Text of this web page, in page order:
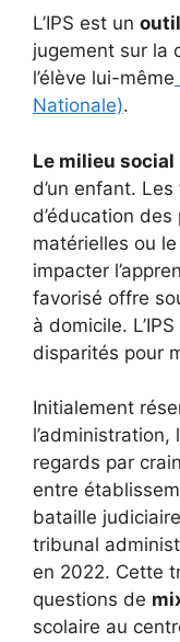
L’IPS est un
jugement sur la
l’élève lui-même
Nationale).
Le milieu
d’un enfant.
d’éducation
matérielles ou
impacter
favorisé offre
à domicile.
disparités pour
Initialement
l’administration,
regards par
entre
bataille
tribunal
en 2022. Cette
questions de
scolaire au